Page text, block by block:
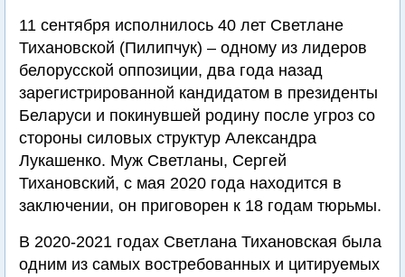
11 сентября исполнилось 40 лет Светлане
Тихановской (Пилипчук) – одному из лидеров
белорусской оппозиции, два года назад
зарегистрированной кандидатом в президенты
Беларуси и покинувшей родину после угроз со
стороны силовых структур Александра
Лукашенко. Муж Светланы, Сергей
Тихановский, с мая 2020 года находится в
заключении, он приговорен к 18 годам тюрьмы.
В 2020-2021 годах Светлана Тихановская была
одним из самых востребованных и цитируемых